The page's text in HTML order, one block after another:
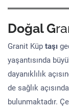
Doğal G
Granit Küp taşı
yaşantısında
dayanıklılık
de sağlık
bulunmaktadır.